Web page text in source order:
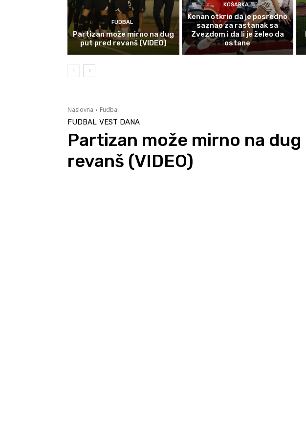
FUDBAL
Partizan može mirno na dug
put pred revanš (VIDEO)
KOŠARKA
Kenan otkrio da je posredno
saznao za rastanak sa
Zvezdom i da li je želeo da
ostane